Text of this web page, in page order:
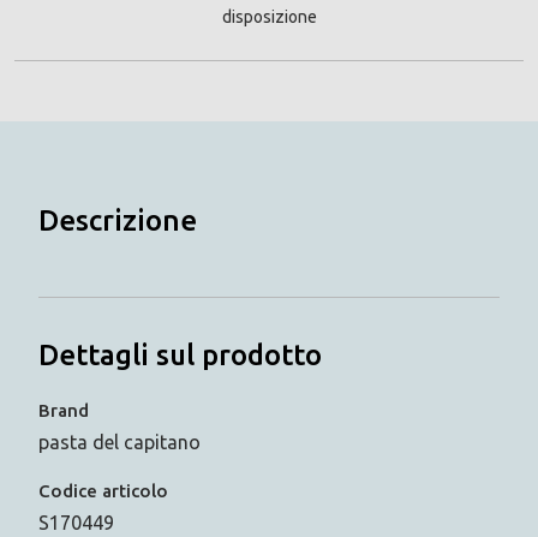
disposizione
Descrizione
Dettagli sul prodotto
Brand
pasta del capitano
Codice articolo
S170449